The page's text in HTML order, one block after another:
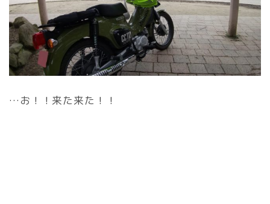
…お！！来た来た！！